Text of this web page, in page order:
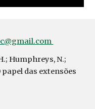
Humphreys, N.;
papel das extensões